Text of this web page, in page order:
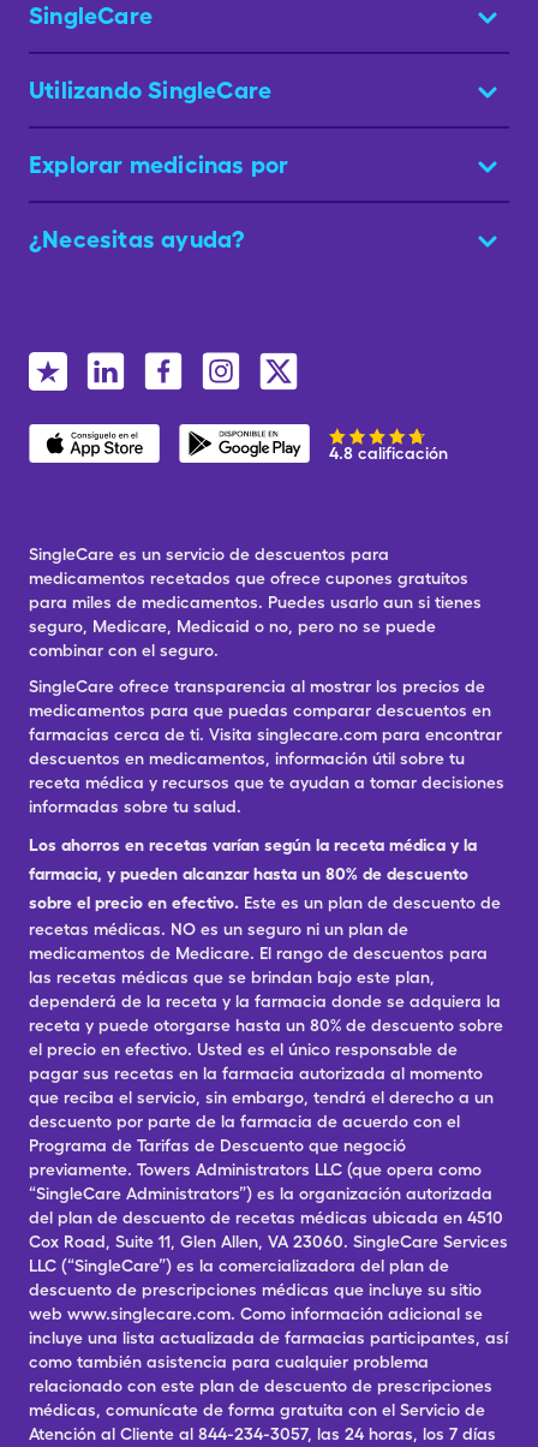
SingleCare
Utilizando SingleCare
Explorar medicinas por
¿Necesitas ayuda?
4.8 calificación
SingleCare es un servicio de descuentos para
medicamentos recetados que ofrece cupones gratuitos
para miles de medicamentos. Puedes usarlo aun si tienes
seguro, Medicare, Medicaid o no, pero no se puede
combinar con el seguro.
SingleCare ofrece transparencia al mostrar los precios de
medicamentos para que puedas comparar descuentos en
farmacias cerca de ti. Visita singlecare.com para encontrar
descuentos en medicamentos, información útil sobre tu
receta médica y recursos que te ayudan a tomar decisiones
informadas sobre tu salud.
Los ahorros en recetas varían según la receta médica y la
farmacia, y pueden alcanzar hasta un 80% de descuento
sobre el precio en efectivo. Este es un plan de descuento de
recetas médicas. NO es un seguro ni un plan de
medicamentos de Medicare. El rango de descuentos para
las recetas médicas que se brindan bajo este plan,
dependerá de la receta y la farmacia donde se adquiera la
receta y puede otorgarse hasta un 80% de descuento sobre
el precio en efectivo. Usted es el único responsable de
pagar sus recetas en la farmacia autorizada al momento
que reciba el servicio, sin embargo, tendrá el derecho a un
descuento por parte de la farmacia de acuerdo con el
Programa de Tarifas de Descuento que negoció
previamente. Towers Administrators LLC (que opera como
“SingleCare Administrators”) es la organización autorizada
del plan de descuento de recetas médicas ubicada en 4510
Cox Road, Suite 11, Glen Allen, VA 23060. SingleCare Services
LLC (“SingleCare”) es la comercializadora del plan de
descuento de prescripciones médicas que incluye su sitio
web www.singlecare.com. Como información adicional se
incluye una lista actualizada de farmacias participantes, así
como también asistencia para cualquier problema
relacionado con este plan de descuento de prescripciones
médicas, comunícate de forma gratuita con el Servicio de
Atención al Cliente al 844-234-3057, las 24 horas, los 7 días